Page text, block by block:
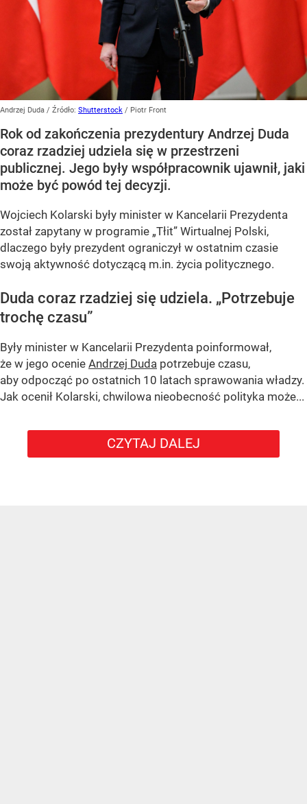
Andrzej Duda / Źródło: Shutterstock / Piotr Front
Rok od zakończenia prezydentury Andrzej Duda
coraz rzadziej udziela się w przestrzeni
publicznej. Jego były współpracownik ujawnił, jaki
może być powód tej decyzji.
Wojciech Kolarski były minister w Kancelarii Prezydenta
został zapytany w programie „Tłit” Wirtualnej Polski,
dlaczego były prezydent ograniczył w ostatnim czasie
swoją aktywność dotyczącą m.in. życia politycznego.
Duda coraz rzadziej się udziela. „Potrzebuje
trochę czasu”
Były minister w Kancelarii Prezydenta poinformował,
że w jego ocenie Andrzej Duda potrzebuje czasu,
aby odpocząć po ostatnich 10 latach sprawowania władzy.
Jak ocenił Kolarski, chwilowa nieobecność polityka może...
CZYTAJ DALEJ